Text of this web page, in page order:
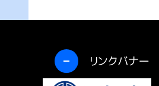
リンクバナー
開く